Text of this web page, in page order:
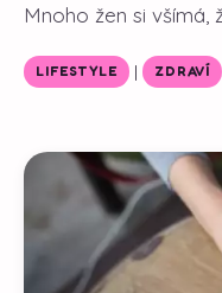
Mnoho žen si všímá,
LIFESTYLE | ZDRAVÍ